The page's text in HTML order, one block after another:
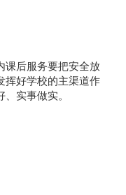
课后服务要把安全放
挥好学校的主渠道作
实事做实。